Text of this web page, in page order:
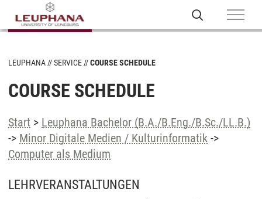
LEUPHANA SERVICE COURSE SCHEDULE
COURSE SCHEDULE
Start > Leuphana Bachelor (B.A./B.Eng./B.Sc./LL.B.)
-> Minor Digitale Medien / Kulturinformatik ->
Computer als Medium
LEHRVERANSTALTUNGEN